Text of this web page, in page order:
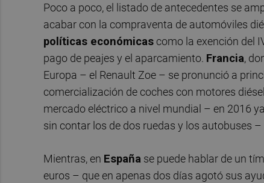
Poco a poco, el listado de antecedentes se
acabar con la compraventa de automóviles
políticas económicas como la exención del
pago de peajes y el aparcamiento. Francia,
Europa – el Renault Zoe – se pronunció a
comercialización de coches con motores
mercado eléctrico a nivel mundial – en 2016
sin contar los de dos ruedas y los autobuses
Mientras, en España se puede hablar de un
euros – que en apenas dos días agotó sus